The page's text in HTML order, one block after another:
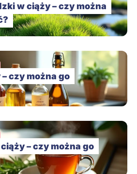
w ciąży – czy można
czy można go
– czy można go